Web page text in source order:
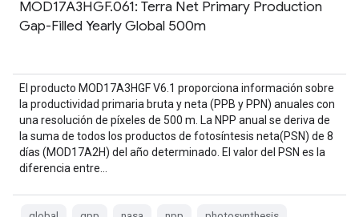
MOD17A3HGF.061: Terra Net Primary Production
Gap-Filled Yearly Global 500m
El producto MOD17A3HGF V6.1 proporciona información sobre
la productividad primaria bruta y neta (PPB y PPN) anuales con
una resolución de píxeles de 500 m. La NPP anual se deriva de
la suma de todos los productos de fotosíntesis neta(PSN) de 8
días (MOD17A2H) del año determinado. El valor del PSN es la
diferencia entre…